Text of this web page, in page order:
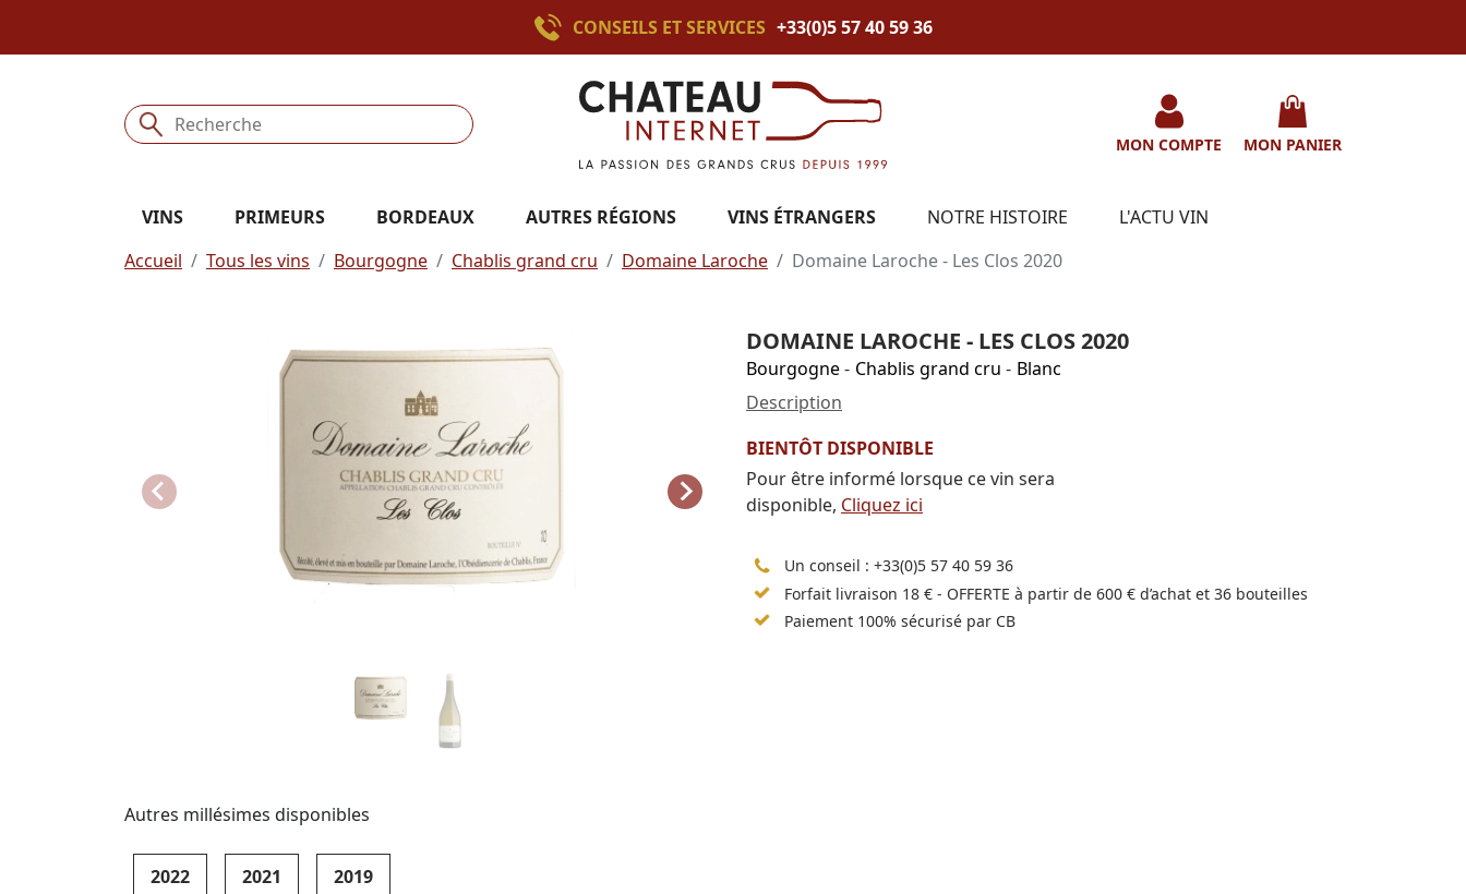
CONSEILS ET SERVICES +33(0)5 57 40 59 36
MON COMPTE MON PANIER
VINS PRIMEURS BORDEAUX AUTRES RÉGIONS VINS ÉTRANGERS NOTRE HISTOIRE
L'ACTU VIN
Accueil
Tous les vins Bourgogne Chablis grand cru Domaine Laroche Domaine Laroche - Les Clos 2020
DOMAINE LAROCHE - LES CLOS 2020
Bourgogne- Chablis grand cru - Blanc
Description
BIENTÔT DISPONIBLE
Pour être informé lorsque ce vin sera
disponible, Cliquez ici
Un conseil : +33(0)5 57 40 59 36
Forfait livraison 18 € - OFFERTE à partir de 600 € d’achat et 36 bouteilles
Paiement 100% sécurisé par CB
Autres millésimes disponibles
2022 2021 2019